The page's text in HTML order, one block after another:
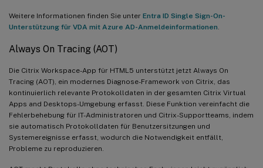
Weitere Informationen finden Sie unter Entra ID Single Sign-On-
Unterstützung für VDA mit Azure AD-Anmeldeinformationen
Always On Tracing (AOT)
Die Citrix Workspace-App für HTML5 unterstützt jetzt Always On
Tracing (AOT), ein modernes Diagnose-Framework von Citrix, das
kontinuierlich relevante Protokolldaten in der gesamten Citrix Virtual
Apps and Desktops-Umgebung erfasst. Diese Funktion vereinfacht die
Fehlerbehebung für IT-Administratoren und Citrix-Supportteams, indem
sie automatisch Protokolldaten für Benutzersitzungen und
Systemereignisse erfasst, wodurch die Notwendigkeit entfällt,
Probleme zu reproduzieren.